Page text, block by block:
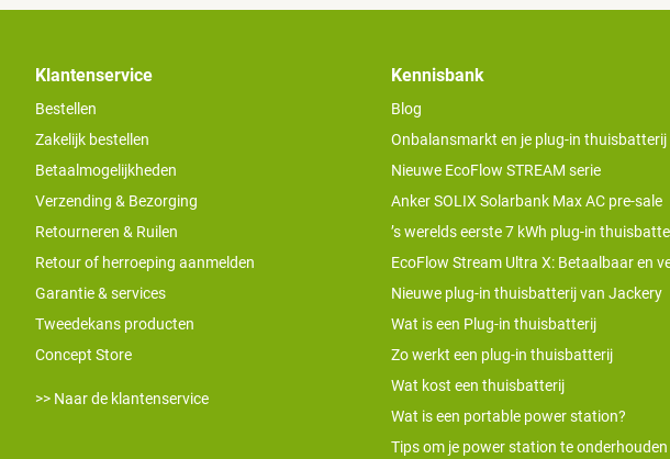
Klantenservice
Bestellen
Zakelijk bestellen
Betaalmogelijkheden
Verzending & Bezorging
Retourneren & Ruilen
Retour of herroeping aanmelden
Garantie & services
Tweedekans producten
Concept Store
>> Naar de klantenservice
Kennisbank
Blog
Onbalansmarkt en je plug-in thuisbatterij
Nieuwe EcoFlow STREAM serie
Anker SOLIX Solarbank Max AC pre-sale
’s werelds eerste 7 kWh plug-in
EcoFlow Stream Ultra X: Betaalbaar en
Nieuwe plug-in thuisbatterij van Jackery
Wat is een Plug-in thuisbatterij
Zo werkt een plug-in thuisbatterij
Wat kost een thuisbatterij
Wat is een portable power station?
Tips om je power station te onderhouden